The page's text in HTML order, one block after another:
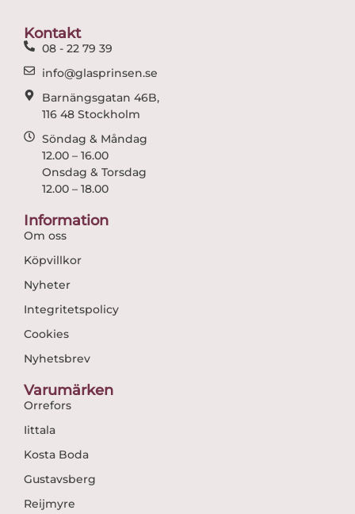
Kontakt
08 - 22 79 39
info@glasprinsen.se
Barnängsgatan 46B,
116 48 Stockholm
Söndag & Måndag
12.00 – 16.00
Onsdag & Torsdag
12.00 – 18.00
Information
Om oss
Köpvillkor
Nyheter
Integritetspolicy
Cookies
Nyhetsbrev
Varumärken
Orrefors
Iittala
Kosta Boda
Gustavsberg
Reijmyre